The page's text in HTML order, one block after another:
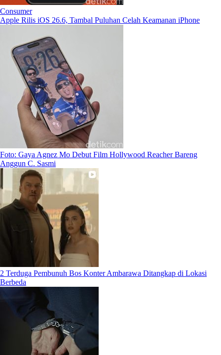
Consumer
Apple Rilis iOS 26.6, Tambal Puluhan Celah Keamanan iPhone
Foto: Gaya Agnez Mo Debut Film Hollywood Reacher Bareng
Anggun C. Sasmi
2 Terduga Pembunuh Bos Konter Ambarawa Ditangkap di Lokasi
Berbeda